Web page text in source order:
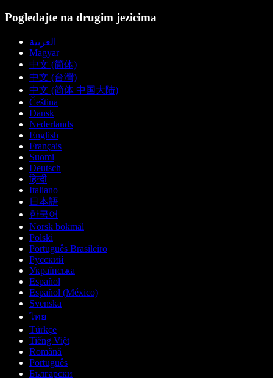
Pogledajte na drugim jezicima
العربية
Magyar
中文 (简体)
中文 (台灣)
中文 (简体 中国大陆)
Čeština
Dansk
Nederlands
English
Français
Suomi
Deutsch
हिन्दी
Italiano
日本語
한국어
Norsk bokmål
Polski
Português Brasileiro
Русский
Українська
Español
Español (México)
Svenska
ไทย
Türkçe
Tiếng Việt
Română
Português
Български